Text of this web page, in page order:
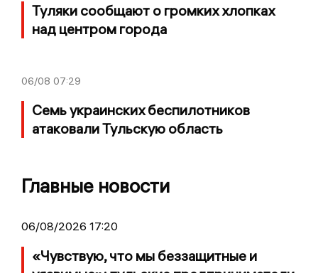
Туляки сообщают о громких хлопках
над центром города
06/08 07:29
Семь украинских беспилотников
атаковали Тульскую область
Главные новости
06/08/2026 17:20
«Чувствую, что мы беззащитные и